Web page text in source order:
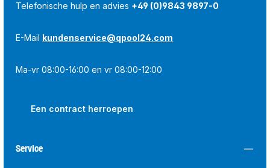
Telefonische hulp en advies +49 (0)9843 9897-0
E-Mail kundenservice@qpool24.com
Ma-vr 08:00-16:00 en vr 08:00-12:00
Een contract herroepen
Service